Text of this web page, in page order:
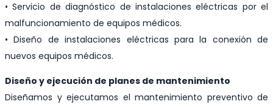
• Servicio de diagnóstico de instalaciones eléctricas por el
malfuncionamiento de equipos médicos.
• Diseño de instalaciones eléctricas para la conexión de
nuevos equipos médicos.
Diseño y ejecución de planes de mantenimiento
Diseñamos y ejecutamos el mantenimiento preventivo de